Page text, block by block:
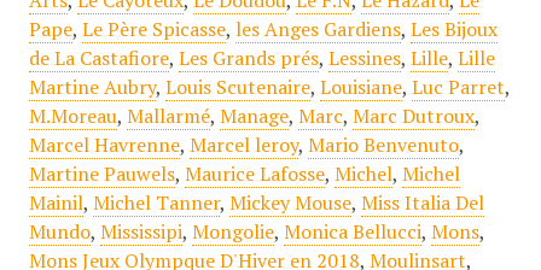
Pape, Le Père Spicasse, les Anges Gardiens, Les Bijoux
de La Castafiore, Les Grands prés, Lessines, Lille, Lille
Martine Aubry, Louis Scutenaire, Louisiane, Luc Parret,
M.Moreau, Mallarmé, Manage, Marc, Marc Dutroux,
Marcel Havrenne, Marcel leroy, Mario Benvenuto,
Martine Pauwels, Maurice Lafosse, Michel, Michel
Mainil, Michel Tanner, Mickey Mouse, Miss Italia Del
Mundo, Mississipi, Mongolie, Monica Bellucci, Mons,
Mons Jeux Olympque D'Hiver en 2018, Moulinsart,